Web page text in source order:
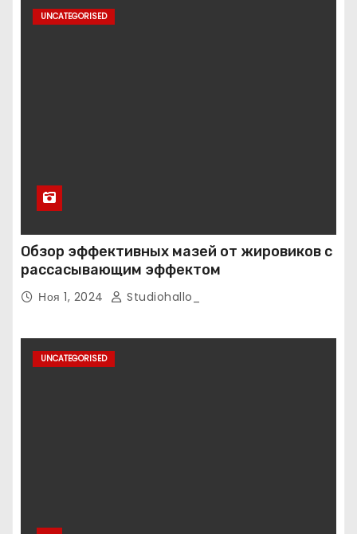
UNCATEGORISED
Обзор эффективных мазей от жировиков с
рассасывающим эффектом
Ноя 1, 2024 Studiohallo_
UNCATEGORISED